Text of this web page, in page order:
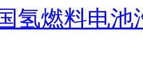
氢燃料电